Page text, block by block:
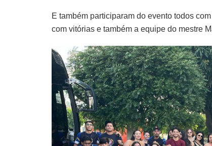
E também participaram do evento todos
com vitórias e também a equipe do mestre